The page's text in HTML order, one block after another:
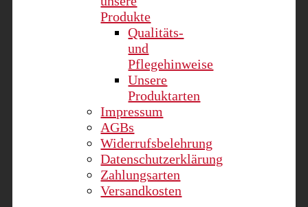
Produkte
Qualitäts-
und
Pflegehinweise
Unsere
Produktarten
Impressum
AGBs
Widerrufsbelehrung
Datenschutzerklärung
Zahlungsarten
Versandkosten